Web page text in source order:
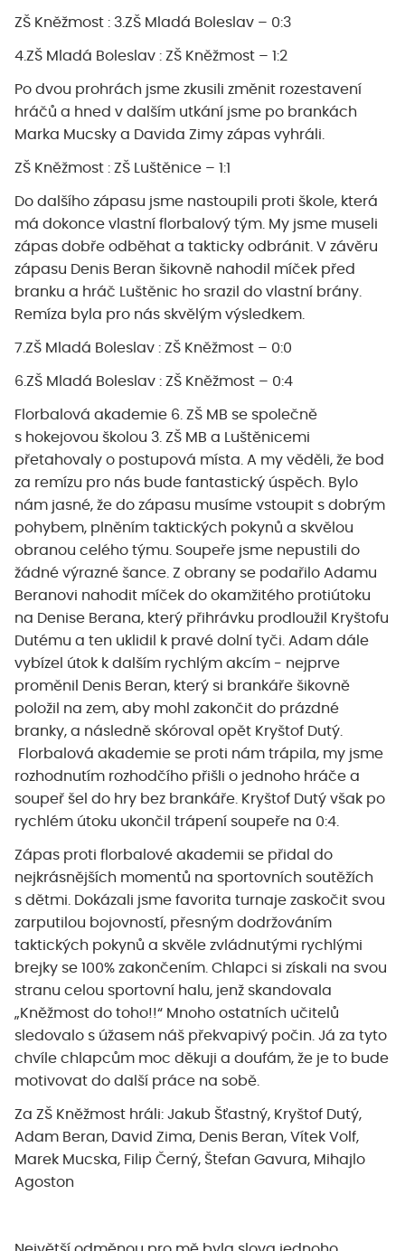
ZŠ Kněžmost : 3.ZŠ Mladá Boleslav – 0:3
4.ZŠ Mladá Boleslav : ZŠ Kněžmost – 1:2
Po dvou prohrách jsme zkusili změnit rozestavení
hráčů a hned v dalším utkání jsme po brankách
Marka Mucsky a Davida Zimy zápas vyhráli.
ZŠ Kněžmost : ZŠ Luštěnice – 1:1
Do dalšího zápasu jsme nastoupili proti škole, která
má dokonce vlastní florbalový tým. My jsme museli
zápas dobře odběhat a takticky odbránit. V závěru
zápasu Denis Beran šikovně nahodil míček před
branku a hráč Luštěnic ho srazil do vlastní brány.
Remíza byla pro nás skvělým výsledkem.
7.ZŠ Mladá Boleslav : ZŠ Kněžmost – 0:0
6.ZŠ Mladá Boleslav : ZŠ Kněžmost – 0:4
Florbalová akademie 6. ZŠ MB se společně
s hokejovou školou 3. ZŠ MB a Luštěnicemi
přetahovaly o postupová místa. A my věděli, že bod
za remízu pro nás bude fantastický úspěch. Bylo
nám jasné, že do zápasu musíme vstoupit s dobrým
pohybem, plněním taktických pokynů a skvělou
obranou celého týmu. Soupeře jsme nepustili do
žádné výrazné šance. Z obrany se podařilo Adamu
Beranovi nahodit míček do okamžitého protiútoku
na Denise Berana, který přihrávku prodloužil Kryštofu
Dutému a ten uklidil k pravé dolní tyči. Adam dále
vybízel útok k dalším rychlým akcím - nejprve
proměnil Denis Beran, který si brankáře šikovně
položil na zem, aby mohl zakončit do prázdné
branky, a následně skóroval opět Kryštof Dutý.
Florbalová akademie se proti nám trápila, my jsme
rozhodnutím rozhodčího přišli o jednoho hráče a
soupeř šel do hry bez brankáře. Kryštof Dutý však po
rychlém útoku ukončil trápení soupeře na 0:4.
Zápas proti florbalové akademii se přidal do
nejkrásnějších momentů na sportovních soutěžích
s dětmi. Dokázali jsme favorita turnaje zaskočit svou
zarputilou bojovností, přesným dodržováním
taktických pokynů a skvěle zvládnutými rychlými
brejky se 100% zakončením. Chlapci si získali na svou
stranu celou sportovní halu, jenž skandovala
„Kněžmost do toho!!“ Mnoho ostatních učitelů
sledovalo s úžasem náš překvapivý počin. Já za tyto
chvíle chlapcům moc děkuji a doufám, že je to bude
motivovat do další práce na sobě.
Za ZŠ Kněžmost hráli: Jakub Šťastný, Kryštof Dutý,
Adam Beran, David Zima, Denis Beran, Vítek Volf,
Marek Mucska, Filip Černý, Štefan Gavura, Mihajlo
Agoston